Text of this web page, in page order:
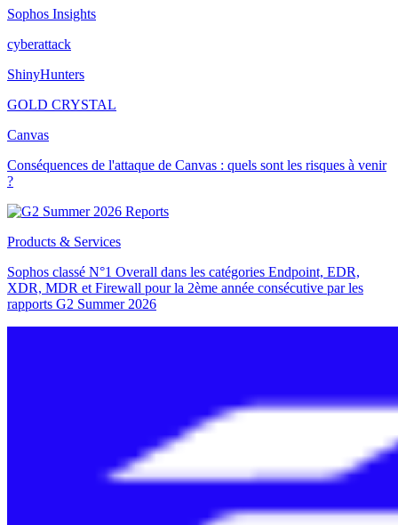
Sophos Insights
cyberattack
ShinyHunters
GOLD CRYSTAL
Canvas
Conséquences de l'attaque de Canvas : quels sont les risques à venir
?
Products & Services
Sophos classé N°1 Overall dans les catégories Endpoint, EDR,
XDR, MDR et Firewall pour la 2ème année consécutive par les
rapports G2 Summer 2026